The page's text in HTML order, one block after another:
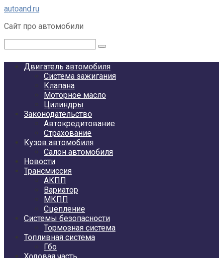
Перейти
контенту
autoand.ru
Сайт про автомобили
Двигатель автомобиля
Система зажигания
Клапана
Моторное масло
Цилиндры
Законодательство
Автокредитование
Страхование
Кузов автомобиля
Салон автомобиля
Новости
Трансмиссия
АКПП
Вариатор
МКПП
Сцепление
Системы безопасности
Тормозная система
Топливная система
Гбо